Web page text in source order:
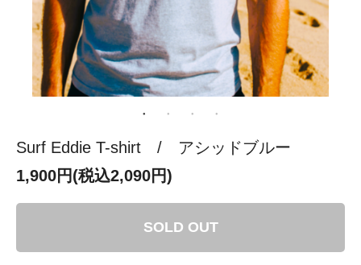
Surf Eddie T-shirt / アシッドブルー
1,900円(税込2,090円)
SOLD OUT